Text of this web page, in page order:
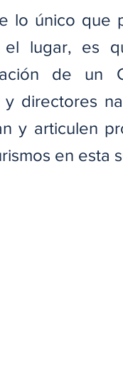
lo único que
el lugar, es
de un
directores
y articulen
en esta